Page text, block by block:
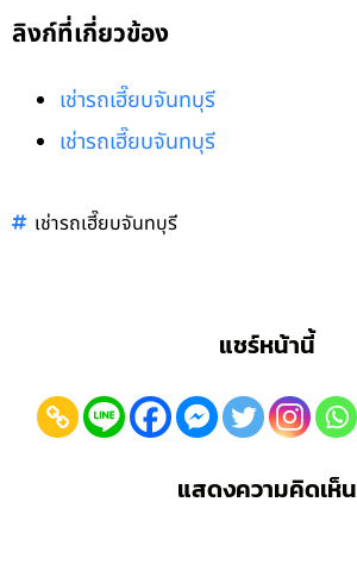
ลิงก์ที่เกี่ยวข้อง
เช่ารถเฮี๊ยบจันทบุรี
เช่ารถเฮี๊ยบจันทบุรี
เช่ารถเฮี๊ยบจันทบุรี
แชร์หน้านี้
แสดงความคิดเห็น